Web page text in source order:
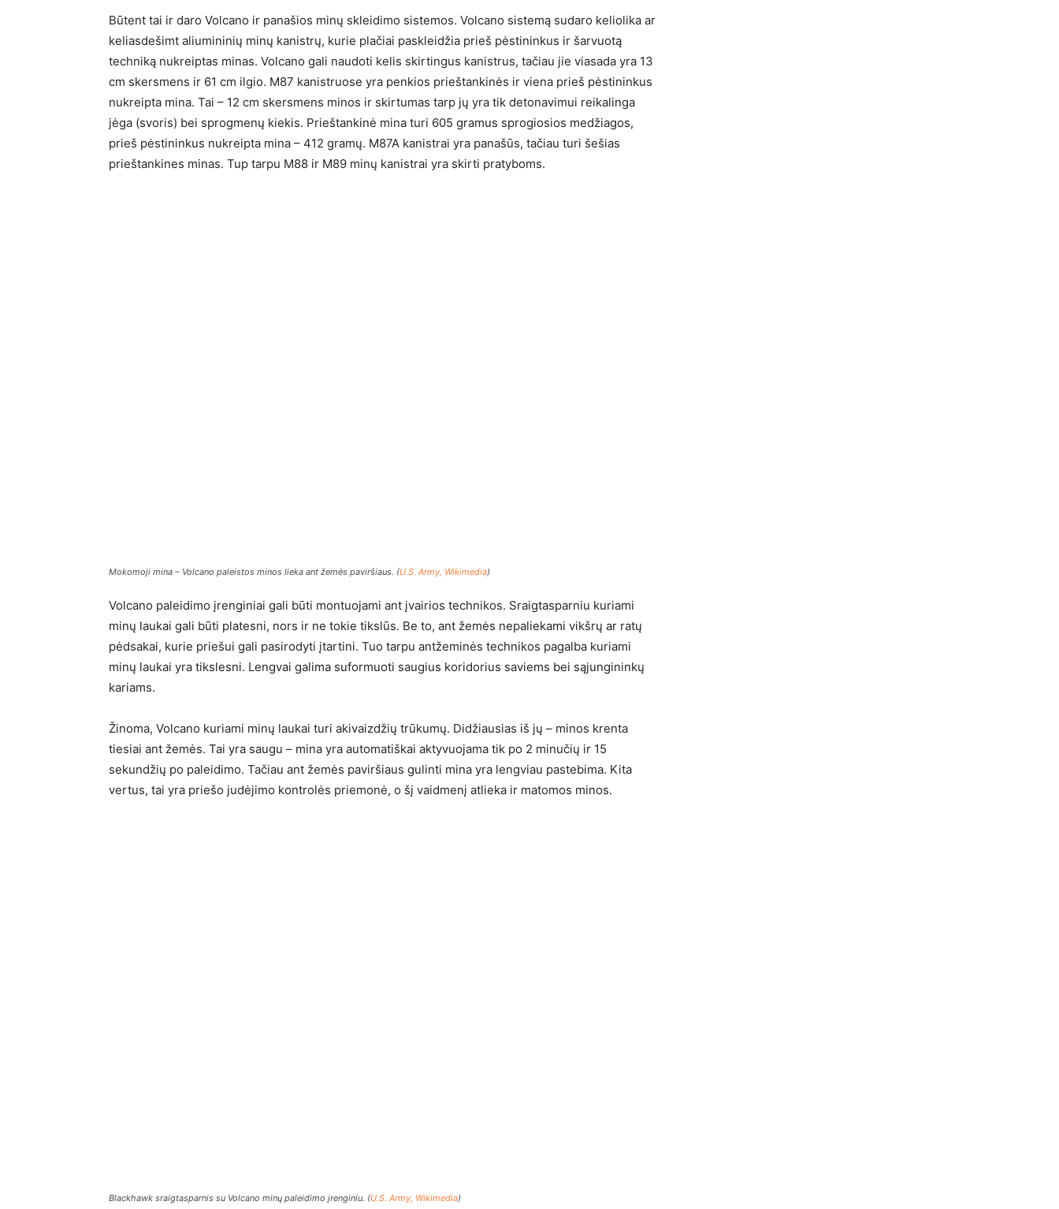
Būtent tai ir daro Volcano ir panašios minų skleidimo sistemos. Volcano sistemą sudaro keliolika ar
keliasdešimt aliumininių minų kanistrų, kurie plačiai paskleidžia prieš pėstininkus ir šarvuotą
techniką nukreiptas minas. Volcano gali naudoti kelis skirtingus kanistrus, tačiau jie viasada yra 13
cm skersmens ir 61 cm ilgio. M87 kanistruose yra penkios prieštankinės ir viena prieš pėstininkus
nukreipta mina. Tai – 12 cm skersmens minos ir skirtumas tarp jų yra tik detonavimui reikalinga
jėga (svoris) bei sprogmenų kiekis. Prieštankinė mina turi 605 gramus sprogiosios medžiagos,
prieš pėstininkus nukreipta mina – 412 gramų. M87A kanistrai yra panašūs, tačiau turi šešias
prieštankines minas. Tup tarpu M88 ir M89 minų kanistrai yra skirti pratyboms.
Mokomoji mina – Volcano paleistos minos lieka ant žemės paviršiaus. (U.S. Army, Wikimedia)
Volcano paleidimo įrenginiai gali būti montuojami ant įvairios technikos. Sraigtasparniu kuriami
minų laukai gali būti platesni, nors ir ne tokie tikslūs. Be to, ant žemės nepaliekami vikšrų ar ratų
pėdsakai, kurie priešui gali pasirodyti įtartini. Tuo tarpu antžeminės technikos pagalba kuriami
minų laukai yra tikslesni. Lengvai galima suformuoti saugius koridorius saviems bei sąjungininkų
kariams.
Žinoma, Volcano kuriami minų laukai turi akivaizdžių trūkumų. Didžiausias iš jų – minos krenta
tiesiai ant žemės. Tai yra saugu – mina yra automatiškai aktyvuojama tik po 2 minučių ir 15
sekundžių po paleidimo. Tačiau ant žemės paviršiaus gulinti mina yra lengviau pastebima. Kita
vertus, tai yra priešo judėjimo kontrolės priemonė, o šį vaidmenį atlieka ir matomos minos.
Blackhawk sraigtasparnis su Volcano minų paleidimo įrenginiu. (U.S. Army, Wikimedia)